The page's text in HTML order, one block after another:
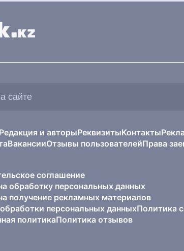
Редакция и авторыРеквизитыКонтакты
ВакансииОтзывы пользователейПрава
соглашение
обработку персональных данных
получение рекламных материалов
персональных данныхПолитика
политикаПолитика отзывов